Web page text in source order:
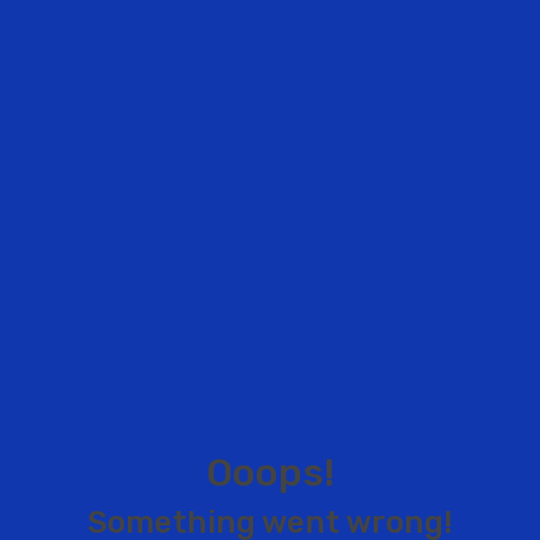
Ooops!
Something went wrong!